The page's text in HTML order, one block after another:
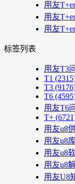
用友
用友
用友
标签列表
用友T3
T1
T3
T6
用友T6
T+
用友u8
用友u8
用友u8
用友u8
用友U8